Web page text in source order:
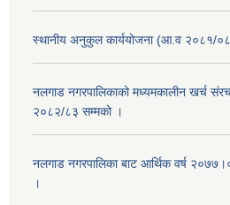
स्थानीय अनुकुल कार्ययोजना (आ.व २०८१/
नलगाड नगरपालिकाको मध्यमकालीन खर्च
२०८२/८३ सम्मको ।
नलगाड नगरपालिका बाट आर्थिक वर्ष
।